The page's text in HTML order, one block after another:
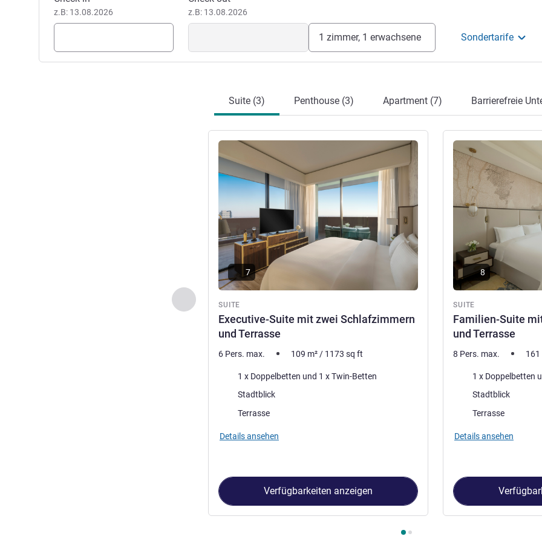
z.B: 13.08.2026 z.B: 13.08.2026
1 zimmer, 1 erwachsene Sondertarife
Suite (3) Penthouse (3) Apartment (7) Barrierefreie
Zurück - Suite
SUITE
Executive-Suite mit zwei Schlafzimmern
und Terrasse
Details ansehen
7
6 Pers. max. 109 m² / 1173 sq ft
Bettwäsche
1 x Doppelbetten und 1 x Twin-Betten
Aussicht:Stadtblick
Vorteile der Unterkunft :
Terrasse
Details ansehen
Verfügbarkeiten anzeigen
SUITE
Familien-Suite
und Terrasse
Details ansehen
8
8 Pers. max. 161
Bettwäsche
Aussicht:Stadtblick
Vorteile der Unterkunft :
Terrasse
Details ansehen